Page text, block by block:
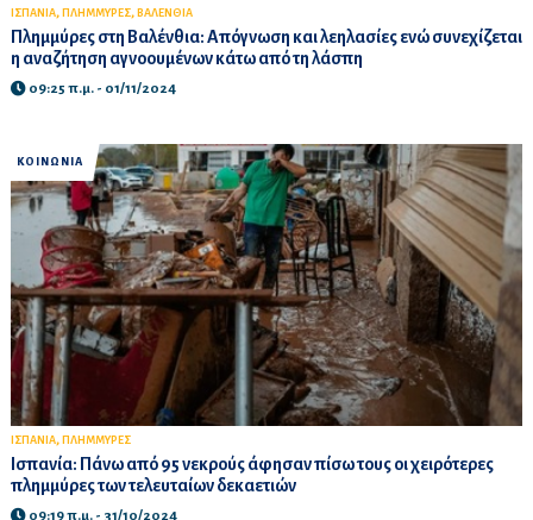
ΙΣΠΑΝΙΑ, ΠΛΗΜΜΥΡΕΣ, ΒΑΛΕΝΘΙΑ
Πλημμύρες στη Βαλένθια: Απόγνωση και λεηλασίες ενώ συνεχίζεται
η αναζήτηση αγνοουμένων κάτω από τη λάσπη
09:25 π.μ. - 01/11/2024
ΚΟΙΝΩΝΙΑ
ΙΣΠΑΝΙΑ, ΠΛΗΜΜΥΡΕΣ
Ισπανία: Πάνω από 95 νεκρούς άφησαν πίσω τους οι χειρότερες
πλημμύρες των τελευταίων δεκαετιών
09:19 π.μ. - 31/10/2024